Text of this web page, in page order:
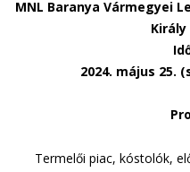
MNL Baranya Vármegyei
Király
2024. május 25.
Termelői piac, kóstolók,